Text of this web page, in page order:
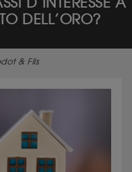
DELL’ORO?
& Fils